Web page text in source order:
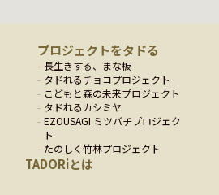
プロジェクトをタドる
長生きする、まな板
タドれるチョコプロジェクト
こどもと森の未来プロジェクト
タドれるカシミヤ
EZOUSAGI ミツバチプロジェク
ト
たのしく竹林プロジェクト
TADORiとは